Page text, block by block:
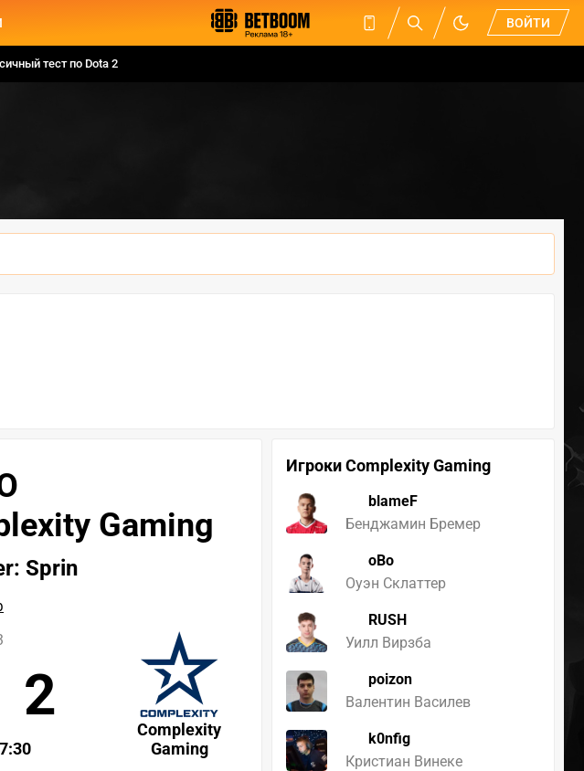
ВОЙТИ
тест по Dota 2
Игроки Complexity Gaming
blameF
Бенджамин Бремер
oBo
Оуэн Склаттер
RUSH
Уилл Вирзба
poizon
Валентин Василев
k0nfig
Кристиан Винеке
Gaming
Sprin
Complexity
Gaming
2